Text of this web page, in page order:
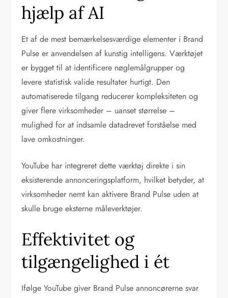
hjælp af AI
Et af de mest bemærkelsesværdige elementer i Brand
Pulse er anvendelsen af kunstig intelligens. Værktøjet
er bygget til at identificere nøglemålgrupper og
levere statistisk valide resultater hurtigt. Den
automatiserede tilgang reducerer kompleksiteten og
giver flere virksomheder – uanset størrelse –
mulighed for at indsamle datadrevet forståelse med
lave omkostninger.
YouTube har integreret dette værktøj direkte i sin
eksisterende annonceringsplatform, hvilket betyder, at
virksomheder nemt kan aktivere Brand Pulse uden at
skulle bruge eksterne måleverktøjer.
Effektivitet og
tilgængelighed i ét
Ifølge YouTube giver Brand Pulse annoncørerne svar